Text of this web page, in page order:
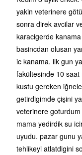
yakin veterinere
sonra direk avcilar
karacigerde
basincdan olusan
ic kanama. ilk gun
fakültesinde 10 saat
kustu gereken
getirdigimde çişini
veterinere
mama yedirdik su
uyudu. pazar gunu
tehlikeyi atlatdigini